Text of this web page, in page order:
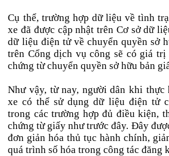
Cụ thể, trường hợp dữ liệu về tình
xe đã được cập nhật trên Cơ sở dữ
dữ liệu điện tử về chuyển quyền sở
trên Cổng dịch vụ công sẽ có giá
chứng từ chuyển quyền sở hữu bản
Như vậy, từ nay, người dân khi thực
xe có thể sử dụng dữ liệu điện tử
trong các trường hợp đủ điều kiện,
chứng từ giấy như trước đây. Đây
đơn giản hóa thủ tục hành chính,
quá trình số hóa trong công tác đăng